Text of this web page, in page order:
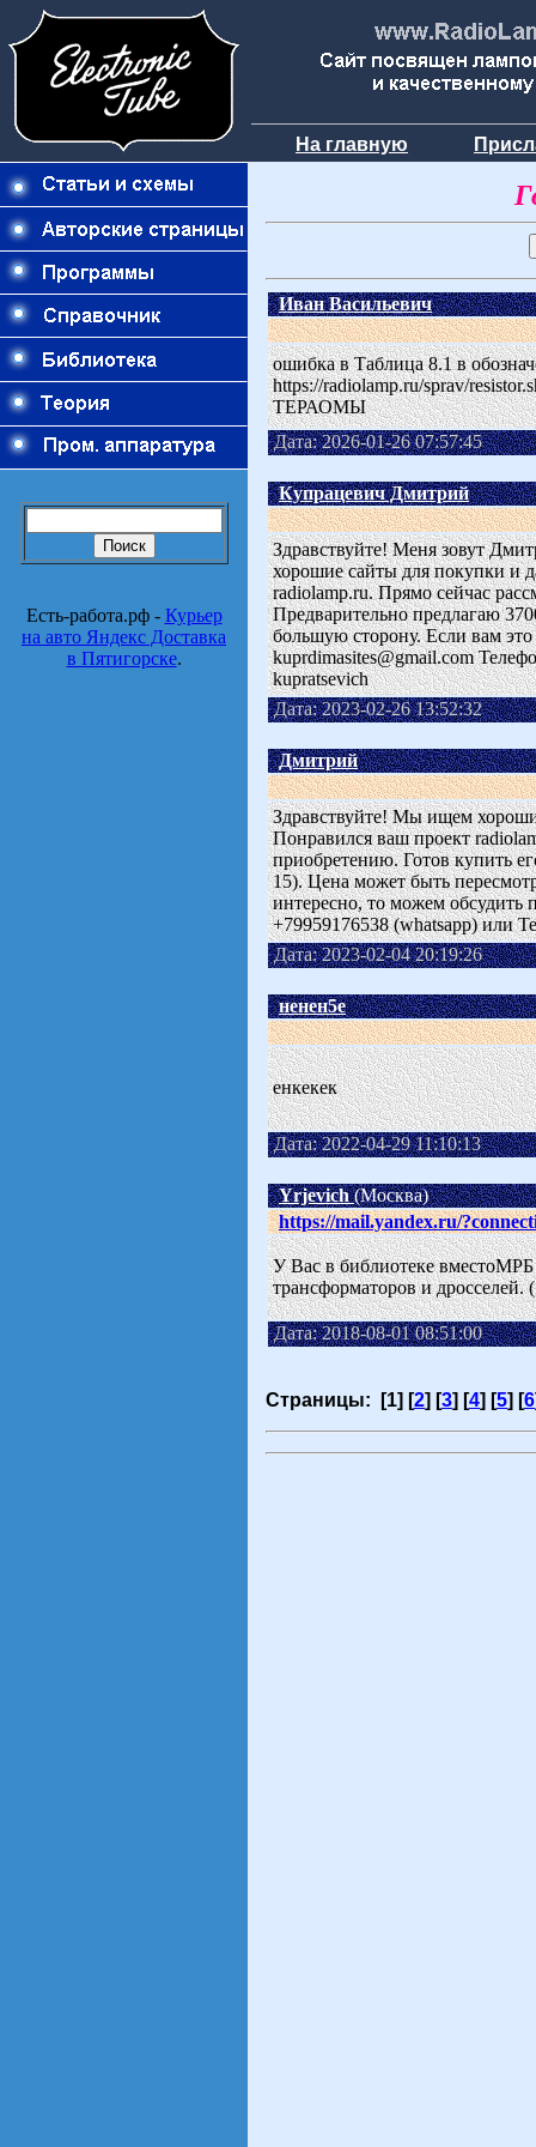
На главную
Есть-работа.рф - Курьер
на авто Яндекс Доставка
в Пятигорске.
Иван Васильевич
ошибка в Таблица 8.1 в
https://radiolamp.ru/sprav/
ТЕРАОМЫ
Дата: 2026-01-26 07:57:45
Купрацевич Дмитрий
Здравствуйте! Меня зовут
хорошие сайты для покупки и
radiolamp.ru. Прямо сейчас
Предварительно предлагаю
большую сторону. Если вам
kuprdimasites@gmail.com
kupratsevich
Дата: 2023-02-26 13:52:32
Дмитрий
Здравствуйте! Мы ищем
Понравился ваш проект
приобретению. Готов купить
15). Цена может быть
интересно, то можем обсудить
+79959176538 (whatsapp) или
Дата: 2023-02-04 20:19:26
ненен5е
енкекек
Дата: 2022-04-29 11:10:13
Yrjevich(Москва)
https://mail.yandex.ru/
У Вас в библиотеке
трансформаторов и дросселей.
Дата: 2018-08-01 08:51:00
Страницы: [1] [2] [3] [4] [5] [6